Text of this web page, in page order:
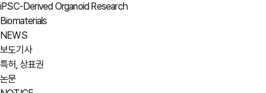
iPSC-Derived Organoid Research
Biomaterials
NEWS
보도기사
특허, 상표권
논문